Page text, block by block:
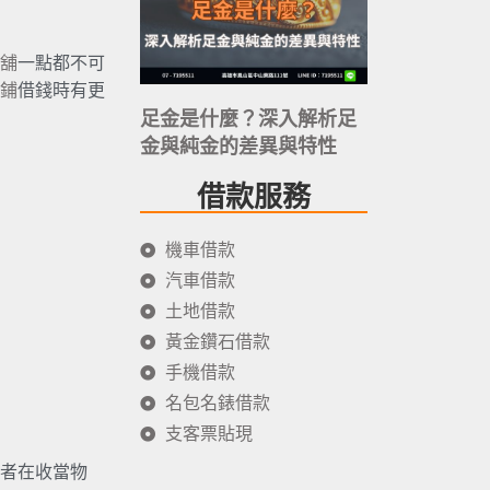
一點都不可
借錢時有更
在收當物
足金是什麼？深入解析足
金與純金的差異與特性
借款服務
機車借款
汽車借款
土地借款
黃金鑽石借款
手機借款
名包名錶借款
支客票貼現